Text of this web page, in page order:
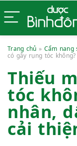
Trang chủ » Cẩm nang
có gây rụng tóc
Thiếu
tóc
nhân,
cải